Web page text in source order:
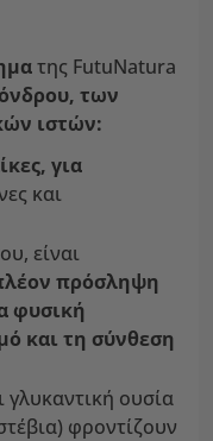
της FutuNatura
των
ιστών:
για
και
είναι
πρόσληψη
φυσική
και τη σύνθεση
γλυκαντική ουσία
φροντίζουν